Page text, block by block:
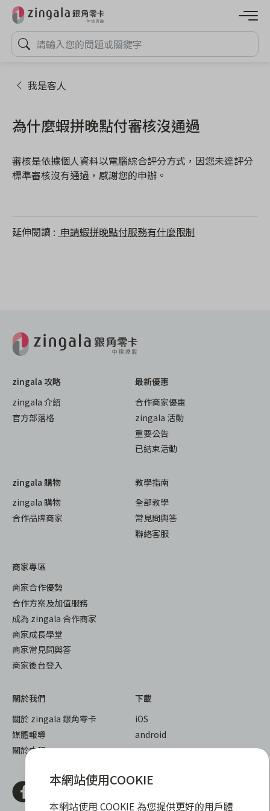
我是客人
為什麼蝦拼晚點付審核沒通過
審核是依據個人資料以電腦綜合評分方式，因您未達評分
標準審核沒有通過，感謝您的申辦。
延伸閱讀 申請蝦拼晚點付服務有什麼限制
zingala 攻略
zingala 介紹
官方部落格
最新優惠
合作商家優惠
zingala 活動
重要公告
已結束活動
zingala 購物
zingala 購物
合作品牌商家
教學指南
全部教學
常見問與答
聯絡客服
商家專區
商家合作優勢
合作方案及加值服務
成為 zingala 合作商家
商家成長學堂
商家常見問與答
商家後台登入
關於我們
關於 zingala 銀角零卡
媒體報導
關於中租
下載
iOS
android
本網站使用COOKIE
本網站使用 COOKIE 為您提供更好的用戶體